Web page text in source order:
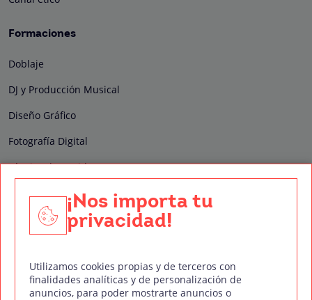
Formaciones
Doblaje
DJ y Producción Musical
Diseño Gráfico
Fotografía Digital
Técnico de Sonido
Edición y Postproducción de Vídeo
Nuestros sellos de calidad
¡Nos importa tu
privacidad!
Utilizamos cookies propias y de terceros con
finalidades analíticas y de personalización de
anuncios, para poder mostrarte anuncios o